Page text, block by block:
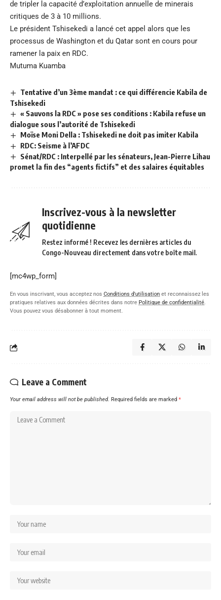
de tripler la capacité d’exploitation annuelle de minerais
critiques de 3 à 10 millions.
Le président Tshisekedi a lancé cet appel alors que les
processus de Washington et du Qatar sont en cours pour
ramener la paix en RDC.
Mutuma Kuamba
Tentative d’un 3ème mandat : ce qui différencie Kabila de
Tshisekedi
« Sauvons la RDC » pose ses conditions : Kabila refuse un
dialogue sous l’autorité de Tshisekedi
Moïse Moni Della : Tshisekedi ne doit pas imiter Kabila
RDC: Seisme à l’AFDC
Sénat/RDC : Interpellé par les sénateurs, Jean-Pierre Lihau
promet la fin des “agents fictifs” et des salaires équitables
Inscrivez-vous à la newsletter
quotidienne
Restez informé ! Recevez les dernières articles du
Congo-Nouveau directement dans votre boîte mail.
[mc4wp_form]
En vous inscrivant, vous acceptez nos Conditions d'utilisation et reconnaissez les
pratiques relatives aux données décrites dans notre Politique de confidentialité.
Vous pouvez vous désabonner à tout moment.
Leave a Comment
Your email address will not be published. Required fields are marked *